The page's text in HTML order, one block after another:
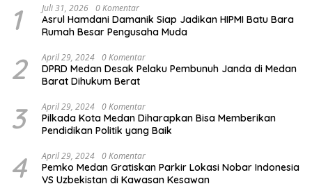
1 Juli 31, 2026 0 Komentar
Asrul Hamdani Damanik Siap Jadikan HIPMI Batu Bara
Rumah Besar Pengusaha Muda
2 April 29, 2024 0 Komentar
DPRD Medan Desak Pelaku Pembunuh Janda di Medan
Barat Dihukum Berat
3 April 29, 2024 0 Komentar
Pilkada Kota Medan Diharapkan Bisa Memberikan
Pendidikan Politik yang Baik
4 April 29, 2024 0 Komentar
Pemko Medan Gratiskan Parkir Lokasi Nobar Indonesia
VS Uzbekistan di Kawasan Kesawan